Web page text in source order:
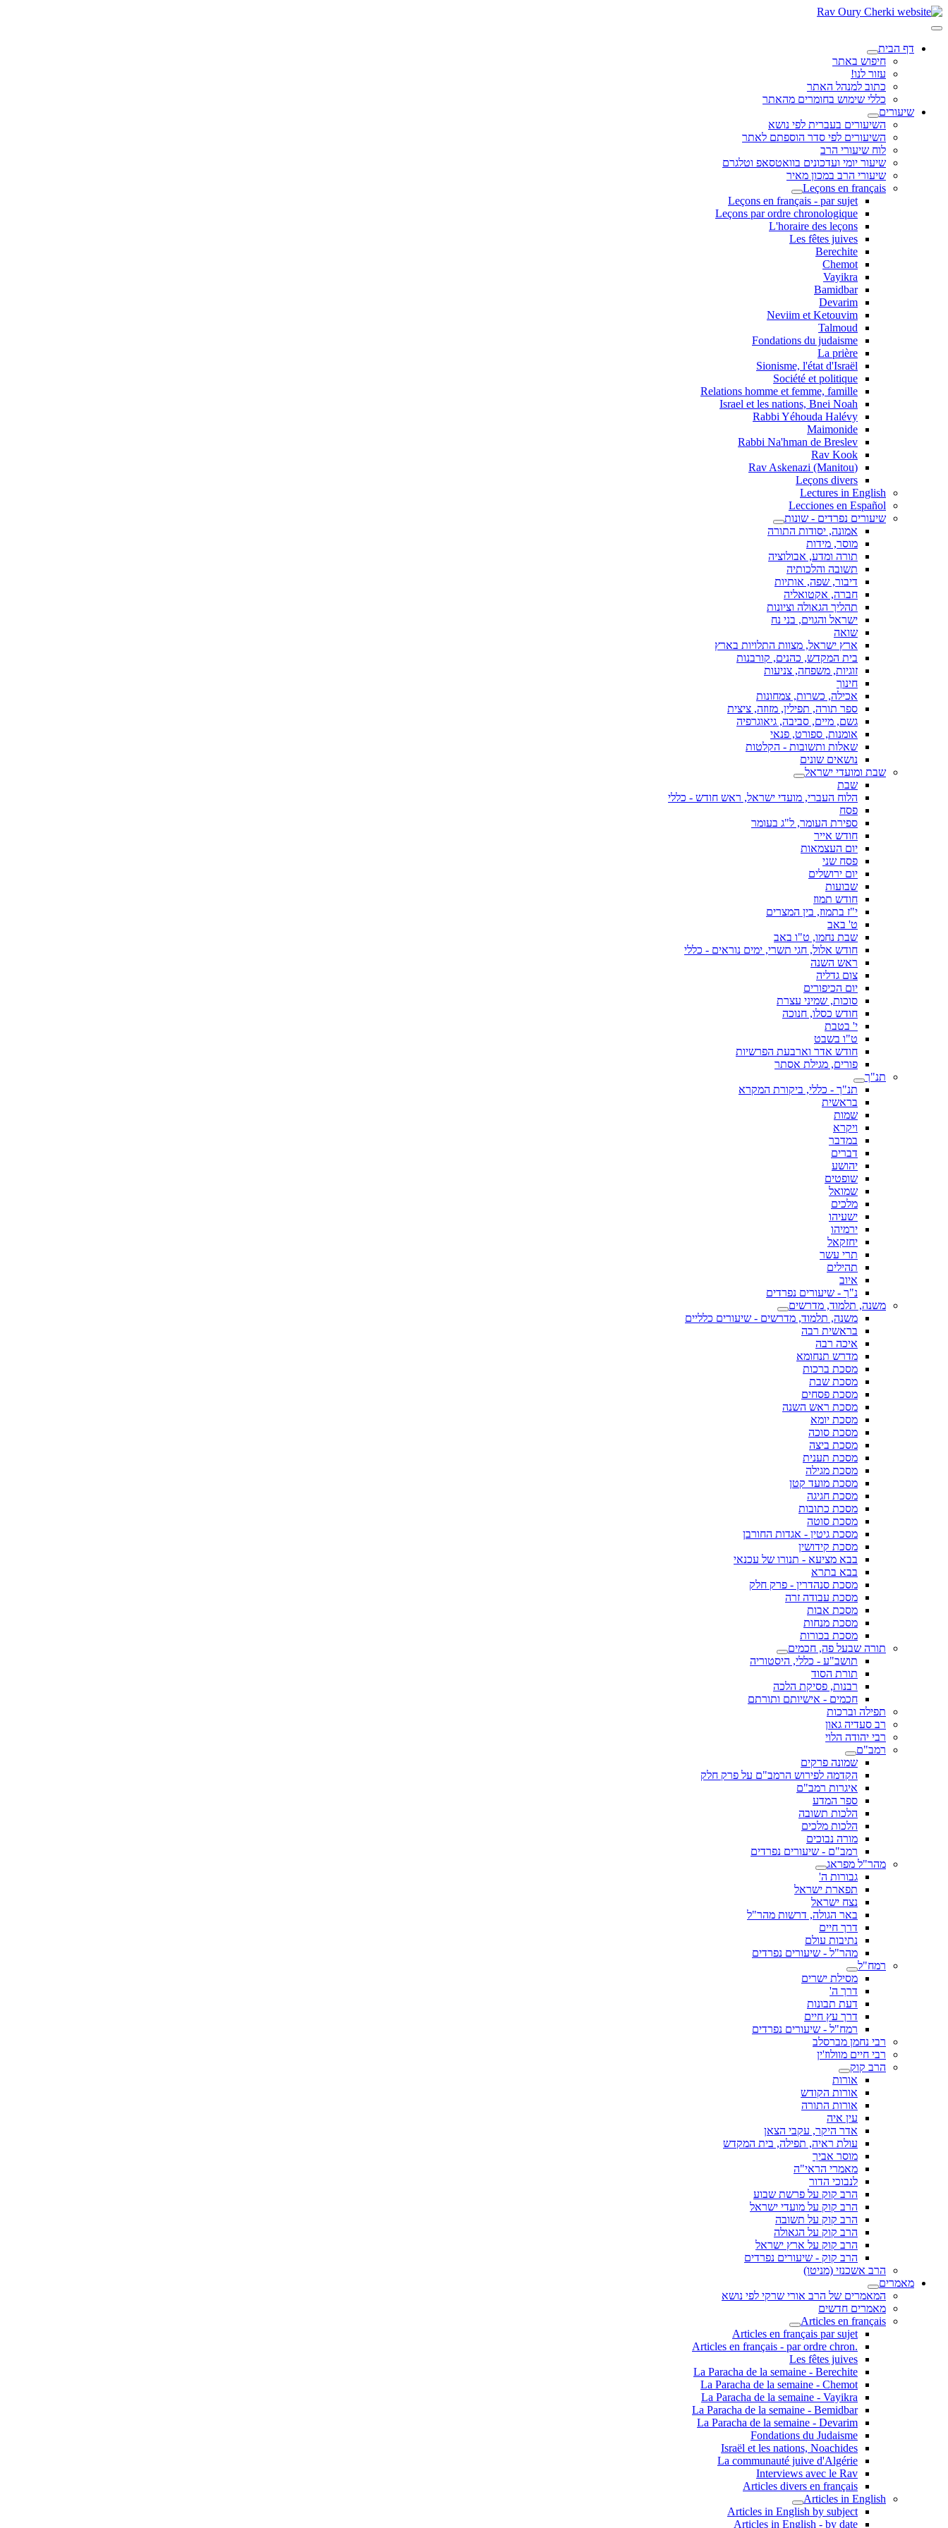
דף הבית
חיפוש באתר
עזור לנו!
כתוב למנהל האתר
כללי שימוש בחומרים מהאתר
שיעורים
השיעורים בעברית לפי נושא
השיעורים לפי סדר הוספתם לאתר
לוח שיעורי הרב
שיעור יומי ועדכונים בוואטסאפ וטלגרם
שיעורי הרב במכון מאיר
Leçons en français
Leçons en français - par sujet
Leçons par ordre chronologique
L'horaire des leçons
Les fêtes juives
Berechite
Chemot
Vayikra
Bamidbar
Devarim
Neviim et Ketouvim
Talmoud
Fondations du judaisme
La prière
Sionisme, l'état d'Israël
Société et politique
Relations homme et femme, famille
Israel et les nations, Bnei Noah
Rabbi Yéhouda Halévy
Maimonide
Rabbi Na'hman de Breslev
Rav Kook
(Rav Askenazi (Manitou
Leçons divers
Lectures in English
Lecciones en Español
שיעורים נפרדים - שונות
אמונה, יסודות התורה
מוסר, מידות
תורה ומדע, אבולוציה
תשובה והלכותיה
דיבור, שפה, אותיות
חברה, אקטואליה
תהליך הגאולה וציונות
ישראל והגוים, בני נח
שואה
ארץ ישראל, מצוות התלויות בארץ
בית המקדש, כהנים, קורבנות
זוגיות, משפחה, צניעות
חינוך
אכילה, כשרות, צמחונות
ספר תורה, תפילין, מזוזה, ציצית
גשם, מיים, סביבה, גיאוגרפיה
אומנות, ספורט, פנאי
שאלות ותשובות - הקלטות
נושאים שונים
שבת ומועדי ישראל
שבת
הלוח העברי, מועדי ישראל, ראש חודש - כללי
פסח
ספירת העומר, ל"ג בעומר
חודש אייר
יום העצמאות
פסח שני
יום ירושלים
שבועות
חודש תמוז
י"ז בתמוז, בין המצרים
ט' באב
שבת נחמו, ט"ו באב
חודש אלול, חגי תשרי, ימים נוראים - כללי
ראש השנה
צום גדליה
יום הכיפורים
סוכות, שמיני עצרת
חודש כסלו, חנוכה
י' בטבת
ט"ו בשבט
חודש אדר וארבעת הפרשיות
פורים, מגילת אסתר
תנ"ך
תנ"ך - כללי, ביקורת המקרא
בראשית
שמות
ויקרא
במדבר
דברים
יהושע
שופטים
שמואל
מלכים
ישעיהו
ירמיהו
יחזקאל
תרי עשר
תהילים
איוב
נ"ך - שיעורים נפרדים
משנה, תלמוד, מדרשים
משנה, תלמוד, מדרשים - שיעורים כלליים
בראשית רבה
איכה רבה
מדרש תנחומא
מסכת ברכות
מסכת שבת
מסכת פסחים
מסכת ראש השנה
מסכת יומא
מסכת סוכה
מסכת ביצה
מסכת תענית
מסכת מגילה
מסכת מועד קטן
מסכת חגיגה
מסכת כתובות
מסכת סוטה
מסכת גיטין - אגדות החורבן
מסכת קידושין
בבא מציעא - תנורו של עכנאי
בבא בתרא
מסכת סנהדרין - פרק חלק
מסכת עבודה זרה
מסכת אבות
מסכת מנחות
מסכת בכורות
תורה שבעל פה, חכמים
תושב"ע - כללי, היסטוריה
תורת הסוד
רבנות, פסיקת הלכה
חכמים - אישיותם ותורתם
תפילה וברכות
רב סעדיה גאון
רבי יהודה הלוי
רמב"ם
שמונה פרקים
הקדמה לפירוש הרמב"ם על פרק חלק
איגרות רמב"ם
ספר המדע
הלכות תשובה
הלכות מלכים
מורה נבוכים
רמב"ם - שיעורים נפרדים
מהר"ל מפראג
גבורות ה'
תפארת ישראל
נצח ישראל
באר הגולה, דרשות מהר"ל
דרך חיים
נתיבות עולם
מהר"ל - שיעורים נפרדים
רמח"ל
מסילת ישרים
דרך ה'
דעת תבונות
דרך עץ חיים
רמח"ל - שיעורים נפרדים
רבי נחמן מברסלב
רבי חיים מוולוז'ין
הרב קוק
אורות
אורות הקודש
אורות התורה
עין איה
אדר היקר, עקבי הצאן
עולת ראיה, תפילה, בית המקדש
מוסר אביך
מאמרי הראי"ה
לנבוכי הדור
הרב קוק על פרשת שבוע
הרב קוק על מועדי ישראל
הרב קוק על תשובה
הרב קוק על הגאולה
הרב קוק על ארץ ישראל
הרב קוק - שיעורים נפרדים
הרב אשכנזי (מניטו)
מאמרים
המאמרים של הרב אורי שרקי לפי נושא
מאמרים חדשים
Articles en français
Articles en français par sujet
.Articles en français - par ordre chron
Les fêtes juives
La Paracha de la semaine - Berechite
La Paracha de la semaine - Chemot
La Paracha de la semaine - Vayikra
La Paracha de la semaine - Bemidbar
La Paracha de la semaine - Devarim
Fondations du Judaisme
Israël et les nations, Noachides
La communauté juive d'Algérie
Interviews avec le Rav
Articles divers en français
Articles in English
Articles in English by subject
Articles in English - by date